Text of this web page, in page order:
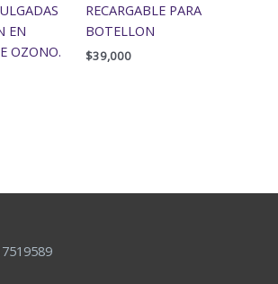
EN
OZONO.
RECARGABLE PARA
BOTELLON
$39,000